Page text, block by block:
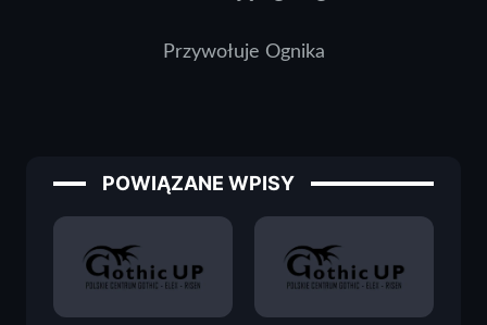
Przywołuje Ognika
POWIĄZANE WPISY